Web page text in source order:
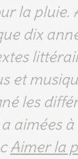
la pluie.
dix
et
les
a aimées
Aimer la